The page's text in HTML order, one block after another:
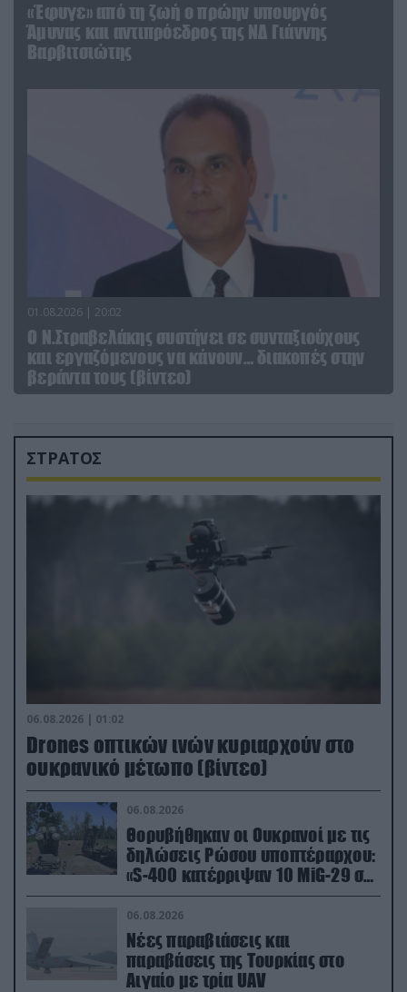
«Έφυγε» από τη ζωή ο πρώην υπουργός
Άμυνας και αντιπρόεδρος της ΝΔ Γιάννης
Βαρβιτσιώτης
01.08.2026 | 20:02
Ο Ν.Στραβελάκης συστήνει σε συνταξιούχους
και εργαζόμενους να κάνουν… διακοπές στην
βεράντα τους (βίντεο)
ΣΤΡΑΤΟΣ
06.08.2026 | 01:02
Drones οπτικών ινών κυριαρχούν στο
ουκρανικό μέτωπο (βίντεο)
06.08.2026
Θορυβήθηκαν οι Ουκρανοί με τις
δηλώσεις Ρώσου υποπτέραρχου:
«S-400 κατέρριψαν 10 MiG-29 σε
μόλις μια μέρα!»
06.08.2026
Νέες παραβιάσεις και
παραβάσεις της Τουρκίας στο
Αιγαίο με τρία UAV